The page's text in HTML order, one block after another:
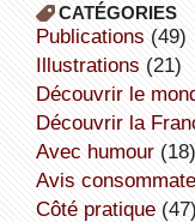
CATÉGORIES
publications (49)
illustrations (21)
découvrir le
découvrir la
avec humour(18)
avis
côté pratique(47)